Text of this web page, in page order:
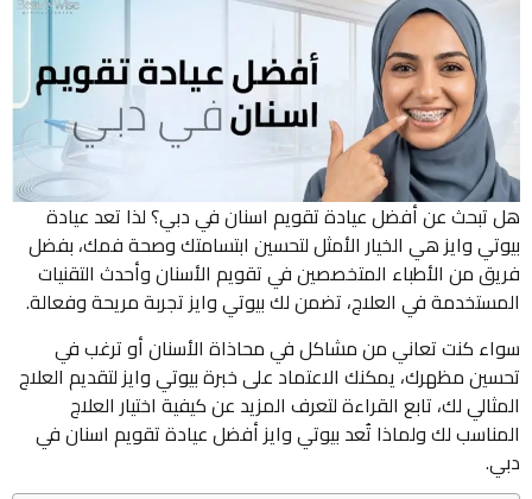
هل تبحث عن أفضل عيادة تقويم اسنان في دبي؟ لذا تعد عيادة
بيوتي وايز هي الخيار الأمثل لتحسين ابتسامتك وصحة فمك، بفضل
فريق من الأطباء المتخصصين في تقويم الأسنان وأحدث التقنيات
المستخدمة في العلاج، تضمن لك بيوتي وايز تجربة مريحة وفعالة.
سواء كنت تعاني من مشاكل في محاذاة الأسنان أو ترغب في
تحسين مظهرك، يمكنك الاعتماد على خبرة بيوتي وايز لتقديم العلاج
المثالي لك، تابع القراءة لتعرف المزيد عن كيفية اختيار العلاج
المناسب لك ولماذا تُعد بيوتي وايز أفضل عيادة تقويم اسنان في
دبي.